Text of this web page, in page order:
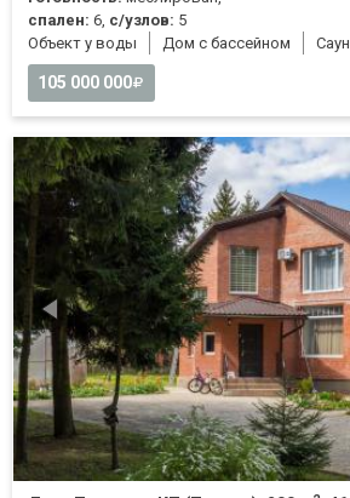
спален: 6, с/узлов: 5
Объект у воды
Дом с бассейном
105 000 000